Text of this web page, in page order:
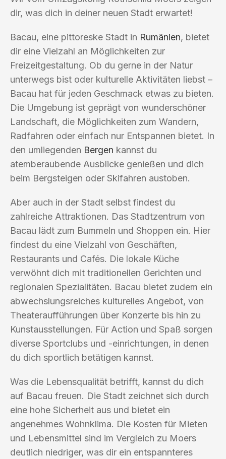
dir, was dich in deiner neuen Stadt erwartet!
Bacau, eine pittoreske Stadt in Rumänien, bietet
dir eine Vielzahl an Möglichkeiten zur
Freizeitgestaltung. Ob du gerne in der Natur
unterwegs bist oder kulturelle Aktivitäten liebst –
Bacau hat für jeden Geschmack etwas zu bieten.
Die Umgebung ist geprägt von wunderschöner
Landschaft, die Möglichkeiten zum Wandern,
Radfahren oder einfach nur Entspannen bietet. In
den umliegenden Bergen kannst du
atemberaubende Ausblicke genießen und dich
beim Bergsteigen oder Skifahren austoben.
Aber auch in der Stadt selbst findest du
zahlreiche Attraktionen. Das Stadtzentrum von
Bacau lädt zum Bummeln und Shoppen ein. Hier
findest du eine Vielzahl von Geschäften,
Restaurants und Cafés. Die lokale Küche
verwöhnt dich mit traditionellen Gerichten und
regionalen Spezialitäten. Bacau bietet zudem ein
abwechslungsreiches kulturelles Angebot, von
Theateraufführungen über Konzerte bis hin zu
Kunstausstellungen. Für Action und Spaß sorgen
diverse Sportclubs und -einrichtungen, in denen
du dich sportlich betätigen kannst.
Was die Lebensqualität betrifft, kannst du dich
auf Bacau freuen. Die Stadt zeichnet sich durch
eine hohe Sicherheit aus und bietet ein
angenehmes Wohnklima. Die Kosten für Mieten
und Lebensmittel sind im Vergleich zu Moers
deutlich niedriger, was dir ein entspannteres